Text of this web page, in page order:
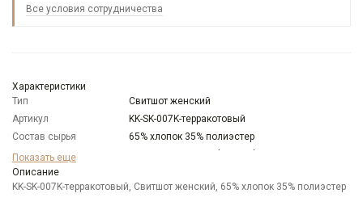
Все условия сотрудничества
Характеристики
Тип
Свитшот женский
Артикул
KK-SK-007K-терракотовый
Состав сырья
65% хлопок 35% полиэстер
Бренд
Модель
Цвет
Коричневый
Показать еще
Описание
KK-SK-007K-терракотовый, Свитшот женский, 65% хлопок 35% полиэстер